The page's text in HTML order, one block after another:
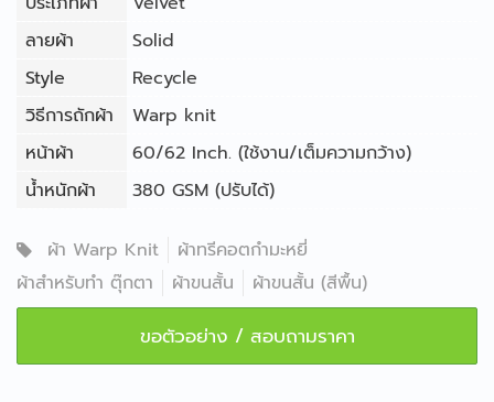
ลายผ้า
Solid
Style
Recycle
วิธีการถักผ้า
Warp knit
หน้าผ้า
60/62 Inch. (ใช้งาน/เต็มความกว้าง)
น้ำหนักผ้า
380 GSM (ปรับได้)
ผ้า Warp Knit
ผ้าทรีคอตกำมะหยี่
ผ้าสำหรับทำ ตุ๊กตา
ผ้าขนสั้น ผ้าขนสั้น (สีพื้น)
ขอตัวอย่าง / สอบถามราคา